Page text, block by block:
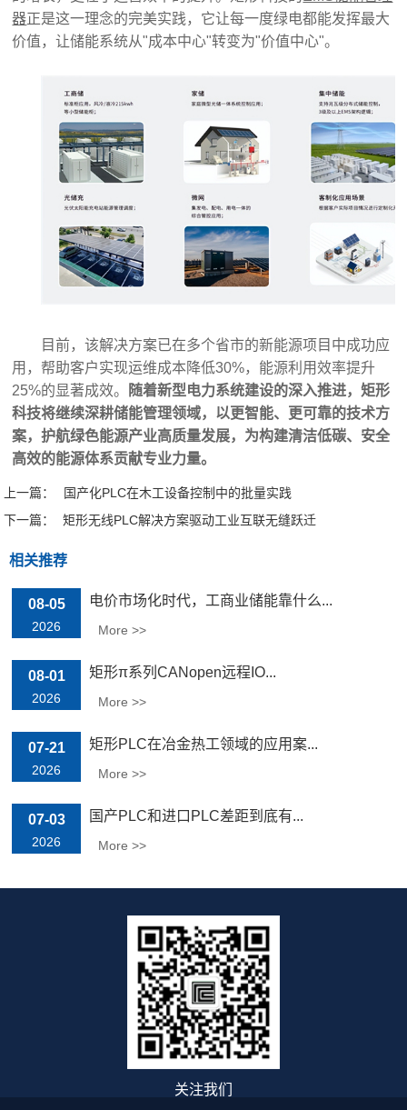
器正是这一理念的完美实践，它让每一度绿电都能发挥最大
价值，让储能系统从"成本中心"转变为"价值中心"。
目前，该解决方案已在多个省市的新能源项目中成功应
用，帮助客户实现运维成本降低30%，能源利用效率提升
25%的显著成效。
随着新型电力系统建设的深入推进，矩形
科技将继续深耕储能管理领域，以更智能、更可靠的技术方
案，护航绿色能源产业高质量发展，为构建清洁低碳、安全
高效的能源体系贡献专业力量。
上一篇：
国产化PLC在木工设备控制中的批量实践
下一篇：
矩形无线PLC解决方案驱动工业互联无缝跃迁
相关推荐
08-05
2026
电价市场化时代，工商业储能靠什么...
More >>
08-01
2026
矩形π系列CANopen远程IO...
More >>
07-21
2026
矩形PLC在冶金热工领域的应用案...
More >>
07-03
2026
国产PLC和进口PLC差距到底有...
More >>
关注我们